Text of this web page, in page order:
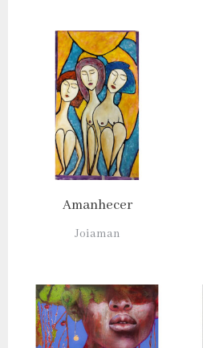
Amanhecer
Joiaman